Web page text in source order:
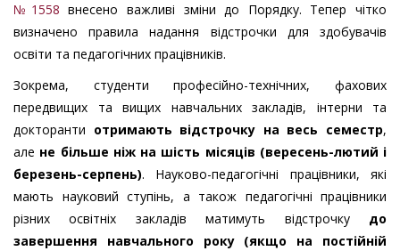
№1558 внесено важливі зміни до Порядку. Тепер чітко
визначено правила надання відстрочки для здобувачів
освіти та педагогічних працівників.
Зокрема, студенти професійно-технічних, фахових
передвищих та вищих навчальних закладів, інтерни та
докторанти отримають відстрочку на весь семестр,
але не більше ніж на шість місяців (вересень-лютий і
березень-серпень). Науково-педагогічні працівники, які
мають науковий ступінь, а також педагогічні працівники
різних освітніх закладів матимуть відстрочку до
завершення навчального року (якщо на постійній